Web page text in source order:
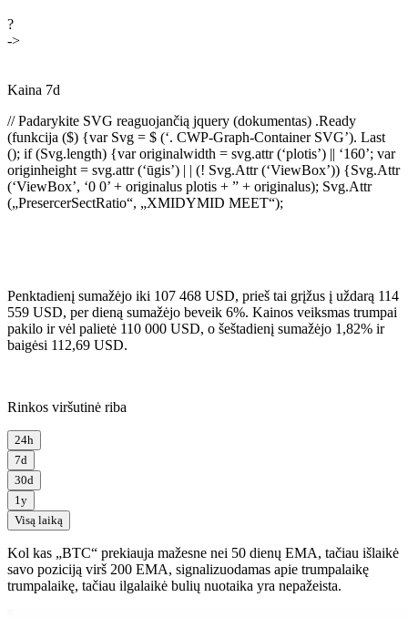
?
->
Kaina 7d
// Padarykite SVG reaguojančią jquery (dokumentas) .Ready
(funkcija ($) {var Svg = $ (‘. CWP-Graph-Container SVG’). Last
(); if (Svg.length) {var originalwidth = svg.attr (‘plotis’) || ‘160’; var
originheight = svg.attr (‘ūgis’) | | (! Svg.Attr (‘ViewBox’)) {Svg.Attr
(‘ViewBox’, ‘0 0’ + originalus plotis + ” + originalus); Svg.Attr
(„PresercerSectRatio“, „XMIDYMID MEET“);
Penktadienį sumažėjo iki 107 468 USD, prieš tai grįžus į uždarą 114
559 USD, per dieną sumažėjo beveik 6%. Kainos veiksmas trumpai
pakilo ir vėl palietė 110 000 USD, o šeštadienį sumažėjo 1,82% ir
baigėsi 112,69 USD.
Rinkos viršutinė riba
24h
7d
30d
1y
Visą laiką
Kol kas „BTC“ prekiauja mažesne nei 50 dienų EMA, tačiau išlaikė
savo poziciją virš 200 EMA, signalizuodamas apie trumpalaikę
trumpalaikę, tačiau ilgalaikė bulių nuotaika yra nepažeista.